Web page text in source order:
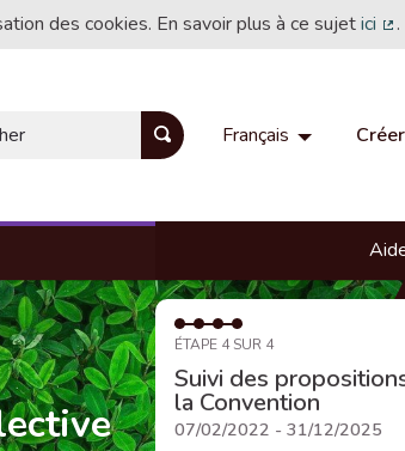
des cookies. En savoir plus à ce sujetici .
Français Choisir la
ÉTAPE 4 SUR 4
Suivi des
la Convention
07/02/2022 - 31/12/2025